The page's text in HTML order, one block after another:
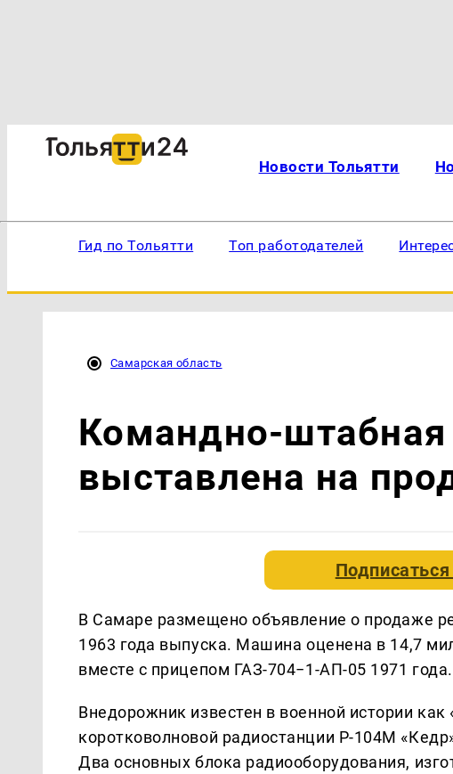
Новости Тольятти
Гид по Тольятти Топ работодателей
Самарская область
Командно-
выставлена на
В Самаре размещено объявление о продаже
1963 года выпуска. Машина оценена в 14,7
вместе с прицепом ГАЗ-704−1-АП-05 1971 года.
Внедорожник известен в военной истории
коротковолновой радиостанции Р-104М
Два основных блока радиооборудования,